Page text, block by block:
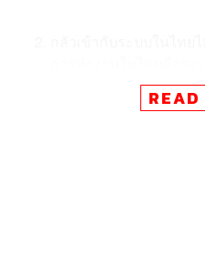
ตา ถ้าเสนอความคิดที่แ
ทำให้คนเก่งรู้สึกไม่มีอิส
READ